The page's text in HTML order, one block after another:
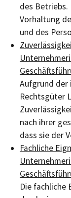
des
Vorhaltung
und des
Unt
Aufgrund der
Rechtsgüter
nach ihrer
dass sie der
Fachliche
Die fachliche